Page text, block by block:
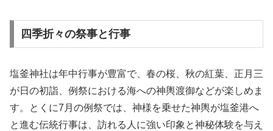
四季折々の祭事と行事
塩釜神社は年中行事が豊富で、春の桜、秋の紅葉、正月三
が日の初詣、例祭における海への神輿渡御などが楽しめま
す。とくに7月の例祭では、神様を乗せた神輿が塩釜港へ
と進む伝統行事は、訪れる人に強い印象と神秘体験を与え